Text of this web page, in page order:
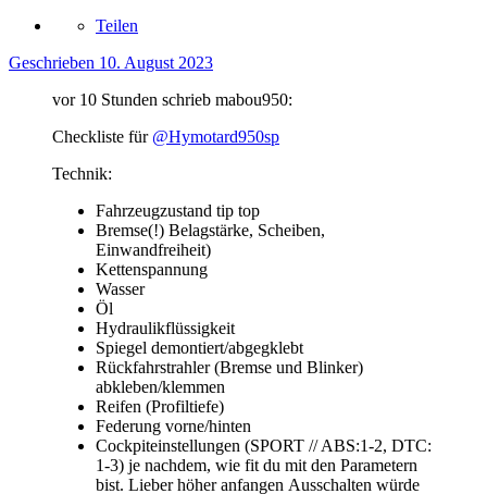
Teilen
Geschrieben 10. August 2023
vor 10 Stunden schrieb mabou950:
Checkliste für @Hymotard950sp
Technik:
Fahrzeugzustand tip top
Bremse(!) Belagstärke, Scheiben,
Einwandfreiheit)
Kettenspannung
Wasser
Öl
Hydraulikflüssigkeit
Spiegel demontiert/abgegklebt
Rückfahrstrahler (Bremse und Blinker)
abkleben/klemmen
Reifen (Profiltiefe)
Federung vorne/hinten
Cockpiteinstellungen (SPORT // ABS:1-2, DTC:
1-3) je nachdem, wie fit du mit den Parametern
bist. Lieber höher anfangen Ausschalten würde